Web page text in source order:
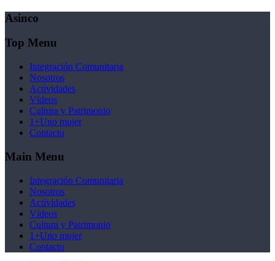
Asinco
Top Menu
Integración Comunitaria
Nosotros
Actividades
Vídeos
Cultura y Patrimonio
1+Uno mujer
Contacto
Main Menu
Integración Comunitaria
Nosotros
Actividades
Vídeos
Cultura y Patrimonio
1+Uno mujer
Contacto